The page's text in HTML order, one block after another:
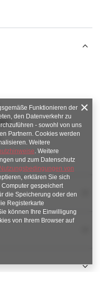
Funktionieren der
den Datenverkehr zu
- sowohl von uns
Partnern. Cookies werden
Weitere
. Weitere
und zum Datenschutz
von
erklären Sie sich
gespeichert
die Speicherung oder den
Registerkarte
können Ihre Einwilligung
von Ihrem Browser auf